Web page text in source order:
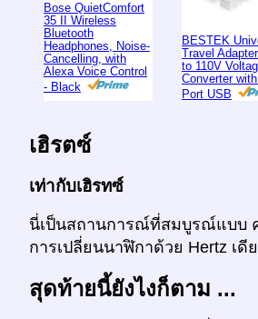
Bose QuietComfort
35 II Wireless
Bluetooth
Headphones, Noise-
Cancelling, with
Alexa Voice Control
- Black
BESTEK
Travel
to 110V
Converter
Port USB
เฮิรตซ์
เท่ากับเฮิรทซ์
นี่เป็นสถานการณ์ที่สมบูรณ์แบบ
การเปลี่ยนนาฬิกาด้วย Hertz เดี
สุดท้ายนี้ยังไงก็ตาม ...